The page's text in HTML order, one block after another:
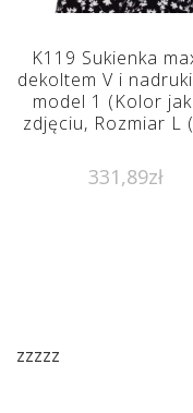
K119 Sukienka
dekoltem V i
model 1 (Kolor
zdjęciu, Rozmiar L
331,89zł
zzzzz